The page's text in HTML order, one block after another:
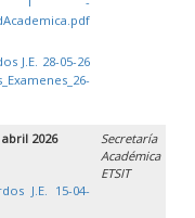
J.E. 28-05-26
2026
J.E. 15-04-
Secretaría
Académica
ETSIT